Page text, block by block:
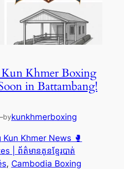
Khmer Boxing
in Battambang!
bykunkhmerboxing
Khmer News 🥊
| ព័ត៌មានគុនខ្មែរបាត់
, Cambodia Boxing